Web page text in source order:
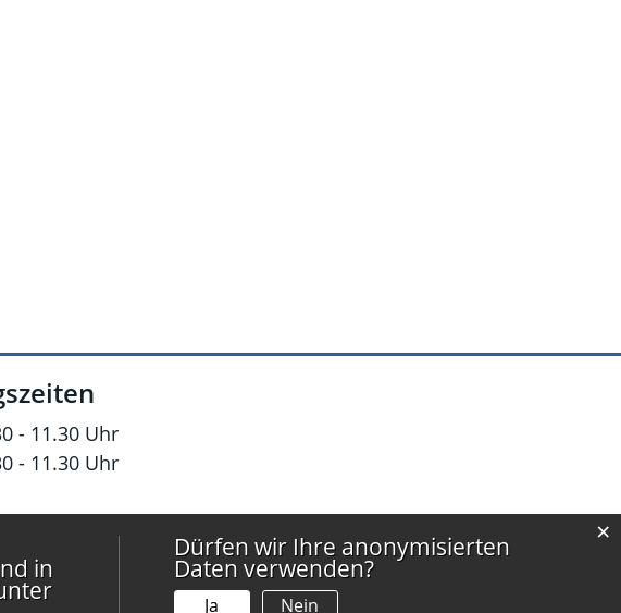
- 11.30 Uhr
- 11.30 Uhr
in
Dürfen wir Ihre anonymisierten
Daten verwenden?
Ja Nein
×